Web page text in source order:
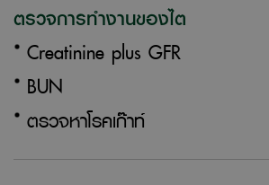
ตรวจการทำงานของไต
Creatinine plus GFR
BUN
ตรวจหาโรคเก๊าท์